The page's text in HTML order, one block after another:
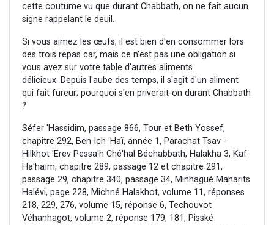
cette coutume vu que durant Chabbath, on ne fait aucun
signe rappelant le deuil.
Si vous aimez les œufs, il est bien d'en consommer lors
des trois repas car, mais ce n'est pas une obligation si
vous avez sur votre table d'autres aliments
délicieux. Depuis l'aube des temps, il s'agit d'un aliment
qui fait fureur; pourquoi s'en priverait-on durant Chabbath
?
Séfer 'Hassidim, passage 866, Tour et Beth Yossef,
chapitre 292, Ben Ich 'Haï, année 1, Parachat Tsav -
Hilkhot 'Erev Pessa'h Ché'hal Béchabbath, Halakha 3, Kaf
Ha'haïm, chapitre 289, passage 12 et chapitre 291,
passage 29, chapitre 340, passage 34, Minhagué Maharits
Halévi, page 228, Michné Halakhot, volume 11, réponses
218, 229, 276, volume 15, réponse 6, Techouvot
Véhanhagot, volume 2, réponse 179, 181, Pisské